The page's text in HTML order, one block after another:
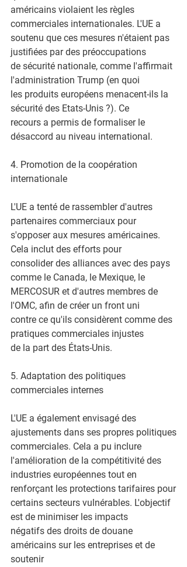
américains violaient les règles
commerciales internationales. L'UE a
soutenu que ces mesures n'étaient pas
justifiées par des préoccupations
de sécurité nationale, comme l'affirmait
l'administration Trump (en quoi
les produits européens menacent-ils la
sécurité des Etats-Unis ?). Ce
recours a permis de formaliser le
désaccord au niveau international.
4. Promotion de la coopération
internationale
L'UE a tenté de rassembler d'autres
partenaires commerciaux pour
s'opposer aux mesures américaines.
Cela inclut des efforts pour
consolider des alliances avec des pays
comme le Canada, le Mexique, le
MERCOSUR et d'autres membres de
l'OMC, afin de créer un front uni
contre ce qu'ils considèrent comme des
pratiques commerciales injustes
de la part des États-Unis.
5. Adaptation des politiques
commerciales internes
L'UE a également envisagé des
ajustements dans ses propres politiques
commerciales. Cela a pu inclure
l'amélioration de la compétitivité des
industries européennes tout en
renforçant les protections tarifaires pour
certains secteurs vulnérables. L'objectif
est de minimiser les impacts
négatifs des droits de douane
américains sur les entreprises et de
soutenir